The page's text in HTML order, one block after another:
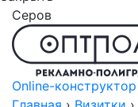
Серов
Online-конструктор